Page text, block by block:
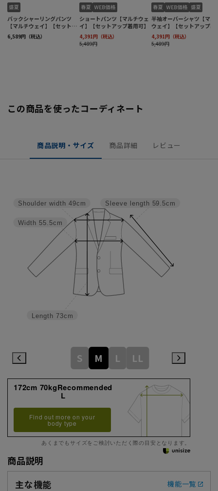
この商品を使ったコーディネート
商品説明・サイズ 商品詳細 レビュー
Sleeve length 59.5cm
Length 73cm
Width 55.5cm
Shoulder width 49cm
S M L LL
172cm 70kgRecommended
L
Find out more on your
body type
あくまでもサイズをご検討いただく際の目安となります。
商品説明
主な機能
機能一覧